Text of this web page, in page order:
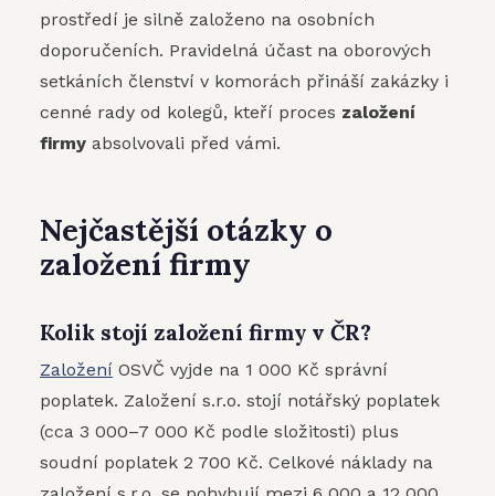
prostředí je silně založeno na osobních
doporučeních. Pravidelná účast na oborových
setkáních členství v komorách přináší zakázky i
cenné rady od kolegů, kteří proces založení
firmy absolvovali před vámi.
Nejčastější otázky o
založení firmy
Kolik stojí založení firmy v ČR?
Založení OSVČ vyjde na 1 000 Kč správní
poplatek. Založení s.r.o. stojí notářský poplatek
(cca 3 000–7 000 Kč podle složitosti) plus
soudní poplatek 2 700 Kč. Celkové náklady na